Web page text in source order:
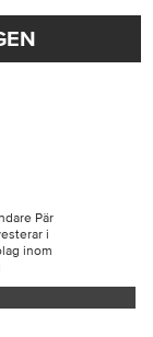
Pär
i
inom